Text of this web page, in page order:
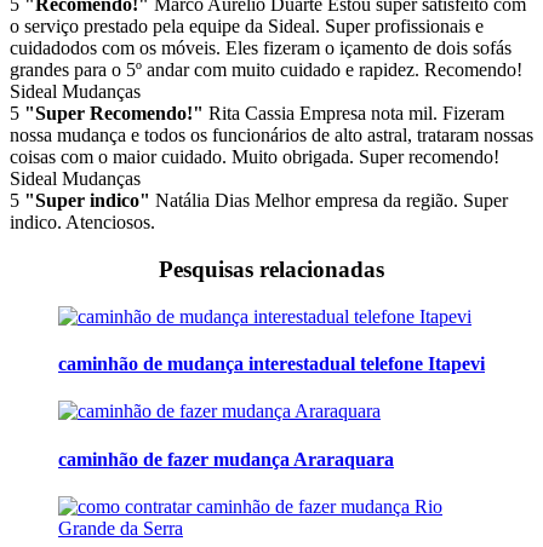
5 "Recomendo!" Marco Aurélio Duarte Estou super satisfeito com
o serviço prestado pela equipe da Sideal. Super profissionais e
cuidadodos com os móveis. Eles fizeram o içamento de dois sofás
grandes para o 5º andar com muito cuidado e rapidez. Recomendo!
Sideal Mudanças
5 "Super Recomendo!" Rita Cassia Empresa nota mil. Fizeram
nossa mudança e todos os funcionários de alto astral, trataram nossas
coisas com o maior cuidado. Muito obrigada. Super recomendo!
Sideal Mudanças
5 "Super indico" Natália Dias Melhor empresa da região. Super
indico. Atenciosos.
Pesquisas relacionadas
caminhão de mudança interestadual telefone Itapevi
caminhão de fazer mudança Araraquara